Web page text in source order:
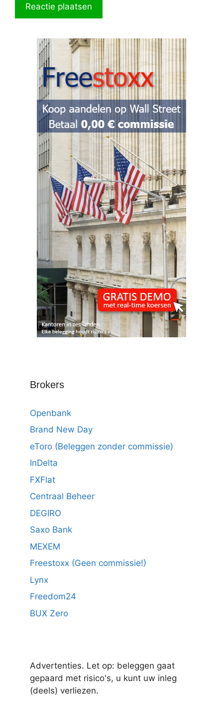
Brokers
Openbank
Brand New Day
eToro (Beleggen zonder commissie)
InDelta
FXFlat
Centraal Beheer
DEGIRO
Saxo Bank
MEXEM
Freestoxx (Geen commissie!)
Lynx
Freedom24
BUX Zero
Advertenties. Let op: beleggen gaat
gepaard met risico's, u kunt uw inleg
(deels) verliezen.